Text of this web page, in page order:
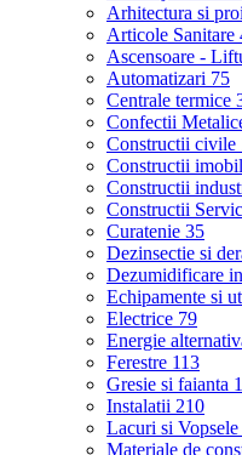
Arhitectura si
Articole Sanitare
Ascensoare -
Automatizari 75
Centrale termice
Confectii
Constructii civile
Constructii
Constructii
Constructii
Curatenie 35
Dezinsectie si
Dezumidificare
Echipamente si
Electrice 79
Energie
Ferestre 113
Gresie si faianta
Instalatii 210
Lacuri si Vopsele
Materiale de